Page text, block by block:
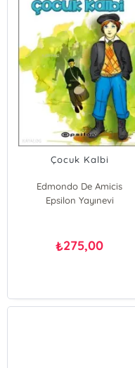
Çocuk Kalbi
Edmondo De Amicis
Epsilon Yayınevi
₺275,00